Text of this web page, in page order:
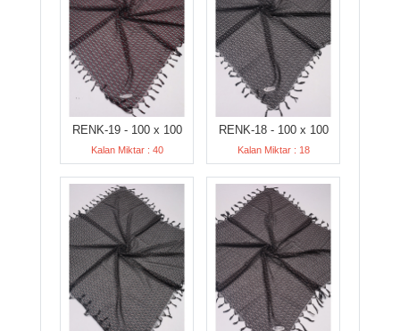
RENK-19 - 100 x 100
Kalan Miktar : 40
RENK-18 - 100 x 100
Kalan Miktar : 18